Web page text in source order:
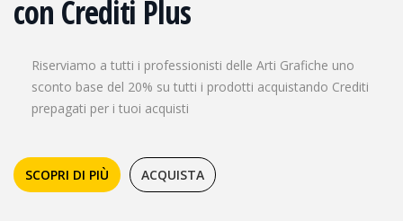
con Crediti Plus
Riserviamo a tutti i professionisti delle Arti Grafiche uno
sconto base del 20% su tutti i prodotti acquistando Crediti
prepagati per i tuoi acquisti
SCOPRI DI PIÙ ACQUISTA